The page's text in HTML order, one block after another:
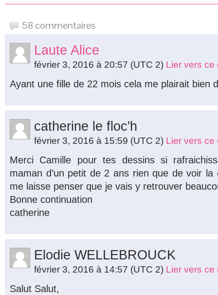
58 commentaires
Laute Alice
février 3, 2016 à 20:57 (UTC 2) Lier vers ce
Ayant une fille de 22 mois cela me plairait bien
catherine le floc'h
février 3, 2016 à 15:59 (UTC 2) Lier vers ce
Merci Camille pour tes dessins si
maman d’un petit de 2 ans rien que de voir
me laisse penser que je vais y retrouver
Bonne continuation
catherine
Elodie WELLEBROUCK
février 3, 2016 à 14:57 (UTC 2) Lier vers ce
Salut Salut,